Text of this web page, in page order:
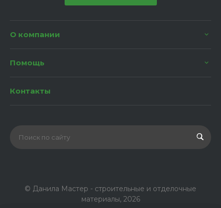
О компании
Помощь
Контакты
© Данила Мастер - строительные и отделочные
материалы, 2026